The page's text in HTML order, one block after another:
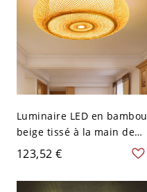
Luminaire LED en bambou
beige tissé à la main de
style asiatique, plafonnier
oblong de 16" de large
123,52 €